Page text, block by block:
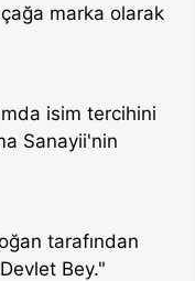
marka olarak
isim tercihini
Sanayii'nin
tarafından
Bey."